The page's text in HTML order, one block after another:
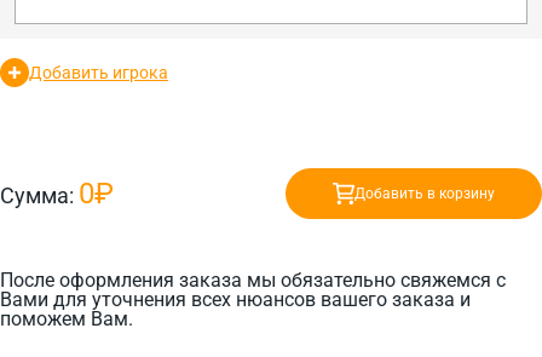
Добавить игрока
После оформления заказа мы обязательно свяжемся с
Вами для уточнения всех нюансов вашего заказа и
поможем Вам.
Сумма: 0₽ Добавить в корзину